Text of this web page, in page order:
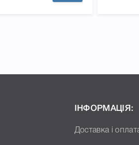
ІНФОРМАЦІЯ:
Доставка і